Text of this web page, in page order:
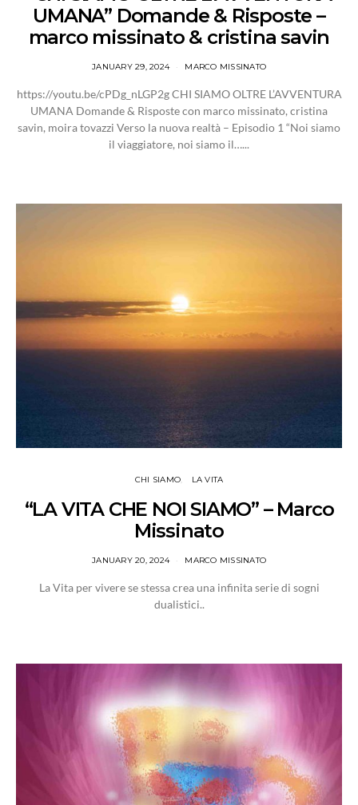
UMANA” Domande & Risposte –
marco missinato & cristina savin
JANUARY 29, 2024 MARCO MISSINATO
https://youtu.be/cPDg_nLGP2g CHI SIAMO OLTRE L’AVVENTURA
UMANA Domande & Risposte con marco missinato, cristina
savin, moira tovazzi Verso la nuova realtà – Episodio 1 “Noi siamo
il viaggiatore, noi siamo il…...
CHI SIAMO LA VITA
“LA VITA CHE NOI SIAMO” – Marco
Missinato
JANUARY 20, 2024 MARCO MISSINATO
La Vita per vivere se stessa crea una infinita serie di sogni
dualistici..